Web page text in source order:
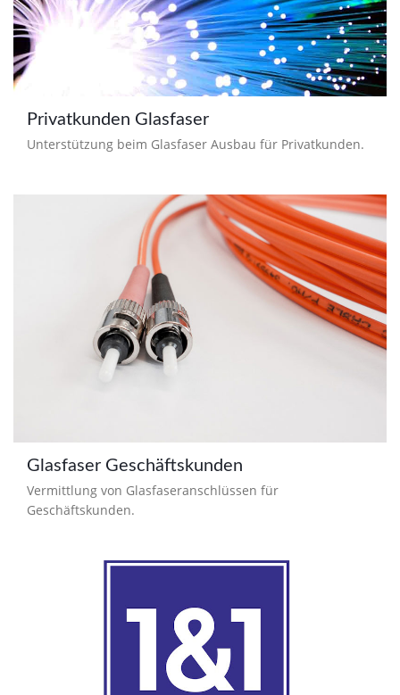
Privatkunden Glasfaser
Unterstützung beim Glasfaser Ausbau für Privatkunden.
Glasfaser Geschäftskunden
Vermittlung von Glasfaseranschlüssen für
Geschäftskunden.